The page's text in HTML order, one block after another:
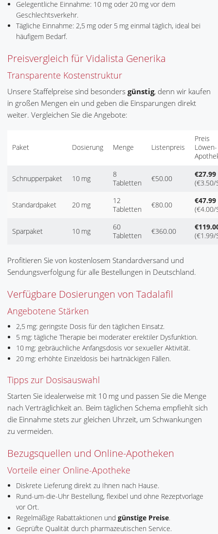
Gelegentliche Einnahme: 10 mg oder 20 mg vor dem
Geschlechtsverkehr.
Tägliche Einnahme: 2,5 mg oder 5 mg einmal täglich, ideal bei
häufigem Bedarf.
Preisvergleich für Vidalista Generika
Transparente Kostenstruktur
Unsere Staffelpreise sind besonders günstig, denn wir kaufen
in großen Mengen ein und geben die Einsparungen direkt
weiter. Vergleichen Sie die Angebote:
Paket Dosierung Menge Listenpreis
Preis
Löwen-
Schnupperpaket 10 mg
8
Tabletten
€50.00
€27.99
(€3.50/
Standardpaket 20 mg
12
Tabletten
€80.00
€47.99
(€4.00/
Sparpaket 10 mg
60
Tabletten
€360.00
(€1.99/
Profitieren Sie von kostenlosem Standardversand und
Sendungsverfolgung für alle Bestellungen in Deutschland.
Verfügbare Dosierungen von Tadalafil
Angebotene Stärken
2,5 mg: geringste Dosis für den täglichen Einsatz.
5 mg: tägliche Therapie bei moderater erektiler Dysfunktion.
10 mg: gebräuchliche Anfangsdosis vor sexueller Aktivität.
20 mg: erhöhte Einzeldosis bei hartnäckigen Fällen.
Tipps zur Dosisauswahl
Starten Sie idealerweise mit 10 mg und passen Sie die Menge
nach Verträglichkeit an. Beim täglichen Schema empfiehlt sich
die Einnahme stets zur gleichen Uhrzeit, um Schwankungen
zu vermeiden.
Bezugsquellen und Online-Apotheken
Vorteile einer Online-Apotheke
Diskrete Lieferung direkt zu Ihnen nach Hause.
Rund-um-die-Uhr Bestellung, flexibel und ohne Rezeptvorlage
vor Ort.
Regelmäßige Rabattaktionen und günstige Preise.
Geprüfte Qualität durch pharmazeutischen Service.